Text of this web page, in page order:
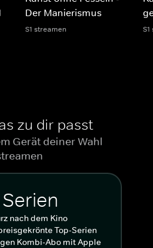
Der Manierismus
S1 streamen
zu dir passt
Gerät deiner Wahl
nach dem Kino
Top-Serien
Kombi-Abo mit Apple